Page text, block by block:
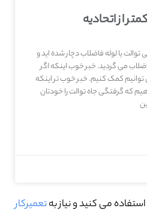
از اتحادیه
یا لوله فاضلاب دچار شده اید و
می گردید. خبر خوب اینکه اگر
توانیم کمک کنیم. خبر خوب تر اینکه
که گرفتگی جاه توالت را خودتان
می کنید و نیاز بهتعمیرکار